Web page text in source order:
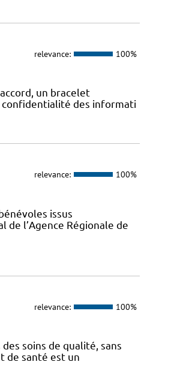
relevance: 100%
accord, un bracelet
des informati
relevance: 100%
issus
de l’Agence Régionale de
relevance: 100%
soins de qualité, sans
de santé est un